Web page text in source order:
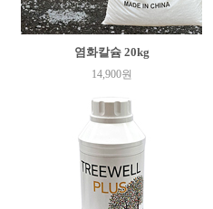
염화칼슘 20kg
14,900원